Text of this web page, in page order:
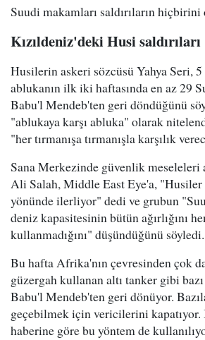
Suudi makamları saldırıların hiçbirini
Kızıldeniz'deki Husi saldırıları
Husilerin askeri sözcüsü Yahya Seri,
ablukanın ilk iki haftasında en az 29
Babu'l Mendeb'ten geri döndüğünü
"ablukaya karşı abluka" olarak
"her tırmanışa tırmanışla karşılık
Sana Merkezinde güvenlik meseleleri
Ali Salah, Middle East Eye'a, "Husiler
yönünde ilerliyor" dedi ve grubun
deniz kapasitesinin bütün ağırlığını
kullanmadığını" düşündüğünü söyledi.
Bu hafta Afrika'nın çevresinden çok
güzergah kullanan altı tanker gibi
Babu'l Mendeb'ten geri dönüyor.
geçebilmek için vericilerini
haberine göre bu yöntem de